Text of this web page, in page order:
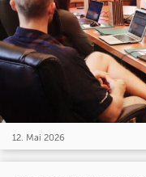
12. Mai 2026